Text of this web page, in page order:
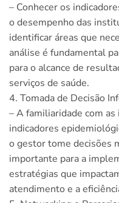
– Conhecer os
o desempenho das
identificar áreas que
análise é fundamental
para o alcance de
serviços de saúde.
4. Tomada de Decisão
– A familiaridade com
indicadores
o gestor tome decisões
importante para a
estratégias que
atendimento e a